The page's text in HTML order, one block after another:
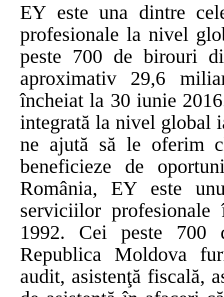
EY este una dintre
profesionale la nivel
peste 700 de birouri
aproximativ 29,6
încheiat la 30 iunie
integrată la nivel global
ne ajută să le oferim
beneficieze de
România, EY este
serviciilor
1992. Cei peste 700
Republica Moldova
audit, asistenţă fiscală,